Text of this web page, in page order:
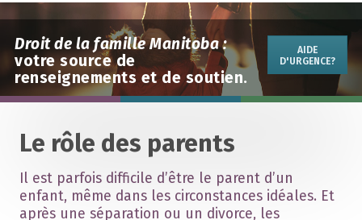
Droit de la famille Manitoba :
votre source de
renseignements et de soutien.
AIDE
D'URGENCE?
Le rôle des parents
Il est parfois difficile d’être le parent d’un
enfant, même dans les circonstances idéales. Et
après une séparation ou un divorce, les